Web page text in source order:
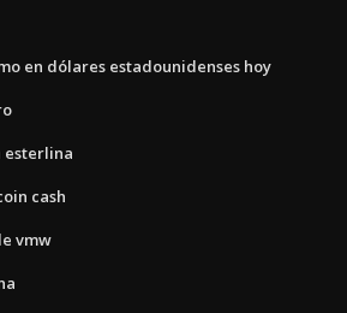
en dólares estadounidenses hoy
esterlina
cash
vmw